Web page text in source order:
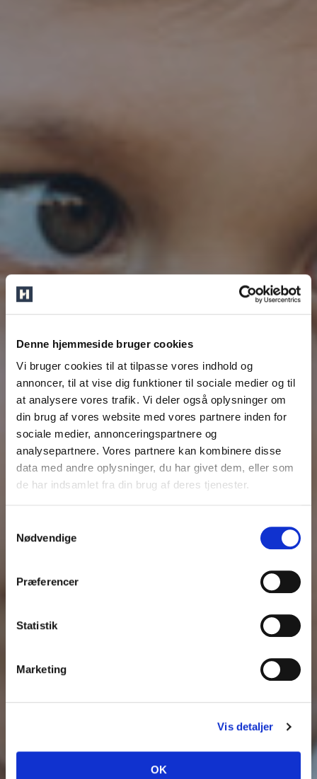
Denne hjemmeside bruger cookies
Vi bruger cookies til at tilpasse vores indhold og
annoncer, til at vise dig funktioner til sociale medier og til
at analysere vores trafik. Vi deler også oplysninger om
din brug af vores website med vores partnere inden for
sociale medier, annonceringspartnere og
analysepartnere. Vores partnere kan kombinere disse
data med andre oplysninger, du har givet dem, eller som
de har indsamlet fra din brug af deres tjenester.
Nødvendige
Præferencer
Statistik
Marketing
Vis detaljer
OK